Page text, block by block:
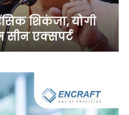
नेता पवन खेड़ा को